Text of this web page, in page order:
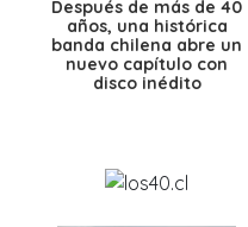
Después de más de 40
años, una histórica
banda chilena abre un
nuevo capítulo con
disco inédito